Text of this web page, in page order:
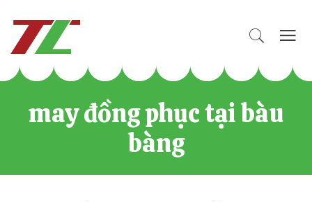
may đồng phục tại bàu
bàng